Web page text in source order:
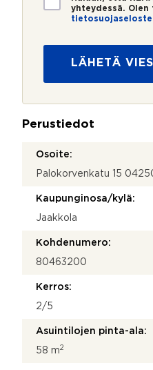
i
o
*
yhteydessä. Olen
LÄHETÄ
Perustiedot
Osoite:
Palokorvenkatu 15
Kaupunginosa/kylä:
Jaakkola
Kohdenumero:
80463200
Kerros:
2/5
Asuintilojen pinta-ala:
58 m2